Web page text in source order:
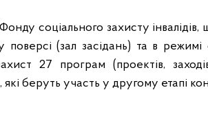
соціального захисту
(зал засідань) та в
27 програм (проектів,
беруть участь у другому етапі